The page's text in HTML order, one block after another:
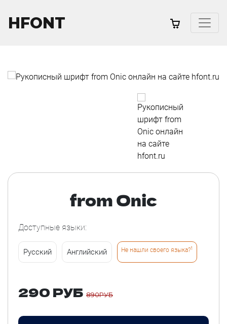
HFONT
from Onic
Доступные языки:
Русский Английский Не нашли своего языка?1
290 РУБ 890РУБ